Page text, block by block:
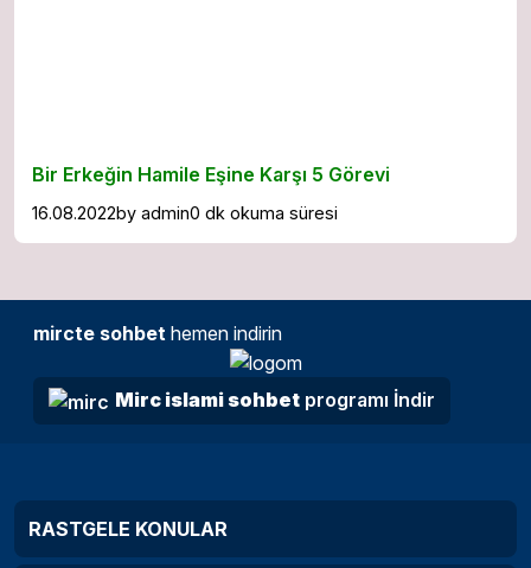
Bir Erkeğin Hamile Eşine Karşı 5 Görevi
16.08.2022by admin0 dk okuma süresi
mircte sohbet hemen indirin
Mirc islami sohbet programı İndir
RASTGELE KONULAR